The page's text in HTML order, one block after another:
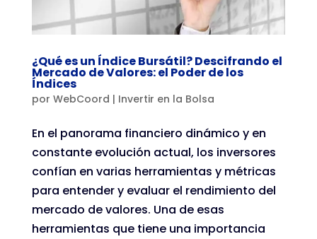
¿Qué es un Índice Bursátil? Descifrando el
Mercado de Valores: el Poder de los
Índices
por WebCoord | Invertir en la Bolsa
En el panorama financiero dinámico y en
constante evolución actual, los inversores
confían en varias herramientas y métricas
para entender y evaluar el rendimiento del
mercado de valores. Una de esas
herramientas que tiene una importancia